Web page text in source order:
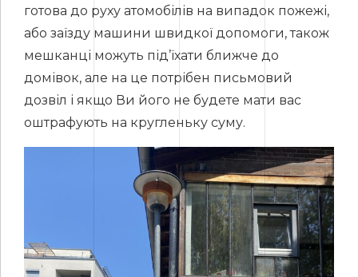
готова до руху атомобілів на випадок пожежі,
або заїзду машини швидкої допомоги, також
мешканці можуть під’їхати ближче до
домівок, але на це потрібен письмовий
дозвіл і якщо Ви його не будете мати вас
оштрафують на кругленьку суму.